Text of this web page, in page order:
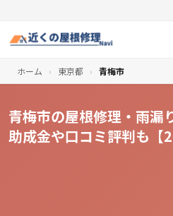
ホーム › 東京都 › 青梅市
青梅市の屋根修理・雨漏
助成金や口コミ評判も【